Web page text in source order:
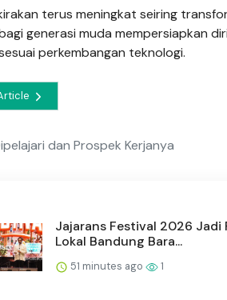
terus meningkat seiring
generasi muda mempersiapkan
perkembangan teknologi.
dan Prospek Kerjanya
Jajarans Festival 2026 Jadi
Lokal Bandung Bara...
51 minutes ago 1